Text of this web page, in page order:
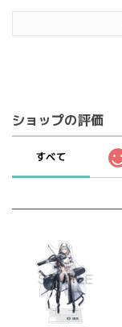
ショップの評価
すべて